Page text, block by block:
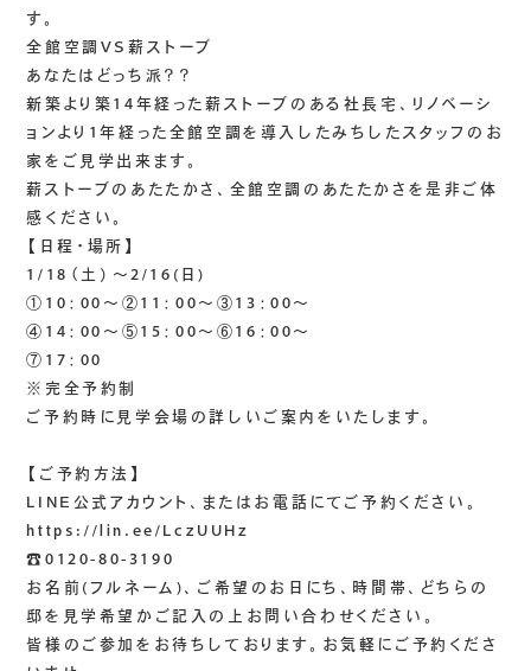
す。
全館空調VS薪ストーブ
あなたはどっち派？？
新築より築14年経った薪ストーブのある社長宅、リノベーシ
ョンより1年経った全館空調を導入したみちしたスタッフのお
家をご見学出来ます。
薪ストーブのあたたかさ、全館空調のあたたかさを是非ご体
感ください。
【日程・場所】
1/18（土）～2/16(日)
①10：00～②11：00～③13：00～
④14：00～⑤15：00～⑥16：00～
⑦17：00
※完全予約制
ご予約時に見学会場の詳しいご案内をいたします。
【ご予約方法】
LINE公式アカウント、またはお電話にてご予約ください。
https://lin.ee/LczUUHz
☎0120-80-3190
お名前(フルネーム)、ご希望のお日にち、時間帯、どちらの
邸を見学希望かご記入の上お問い合わせください。
皆様のご参加をお待ちしております。お気軽にご予約くださ